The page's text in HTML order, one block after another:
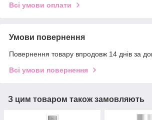
Всі умови оплати
Умови повернення
Повернення товару впродовж 14 днів за
Всі умови повернення
З цим товаром також замовляють